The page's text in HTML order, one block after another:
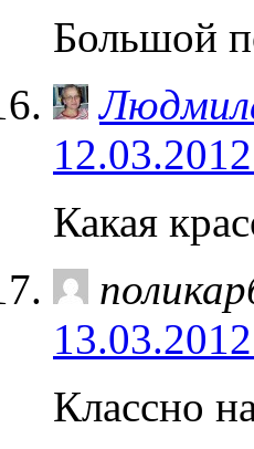
Большой
Какая
Классно